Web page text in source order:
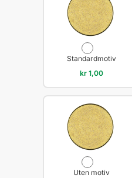
Standardmotiv
kr 1,00
Uten motiv